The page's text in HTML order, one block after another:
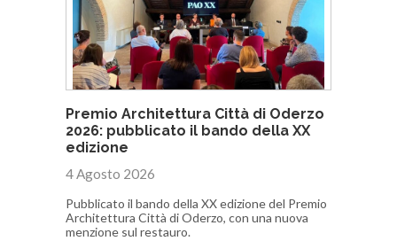
Premio Architettura Città di Oderzo
2026: pubblicato il bando della XX
edizione
4 Agosto 2026
Pubblicato il bando della XX edizione del Premio
Architettura Città di Oderzo, con una nuova
menzione sul restauro.